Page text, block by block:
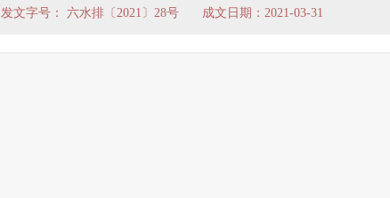
发文字号： 六水排〔2021〕28号 成文日期：2021-03-31